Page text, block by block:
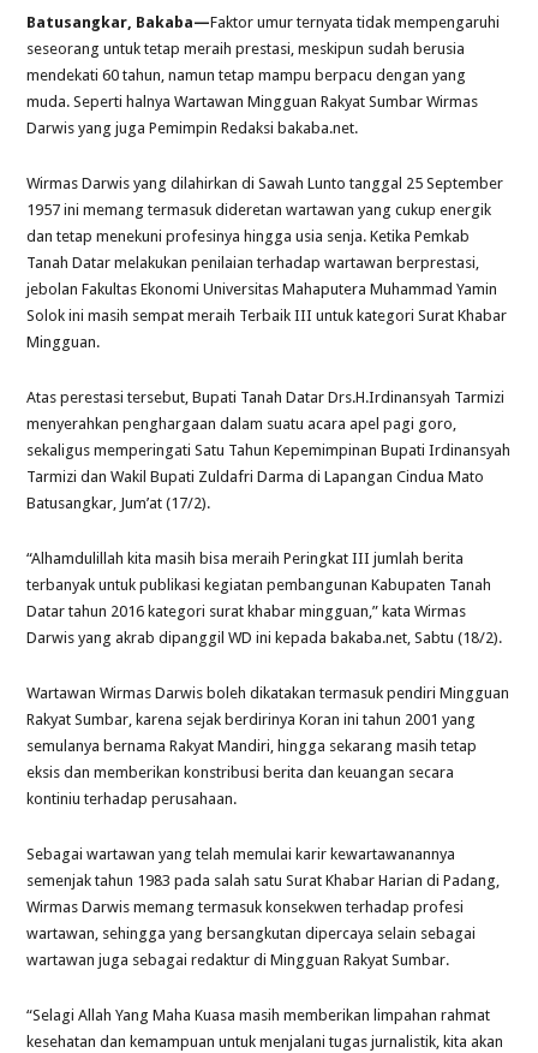
Batusangkar, Bakaba—Faktor umur ternyata tidak mempengaruhi
seseorang untuk tetap meraih prestasi, meskipun sudah berusia
mendekati 60 tahun, namun tetap mampu berpacu dengan yang
muda. Seperti halnya Wartawan Mingguan Rakyat Sumbar Wirmas
Darwis yang juga Pemimpin Redaksi bakaba.net.
Wirmas Darwis yang dilahirkan di Sawah Lunto tanggal 25 September
1957 ini memang termasuk dideretan wartawan yang cukup energik
dan tetap menekuni profesinya hingga usia senja. Ketika Pemkab
Tanah Datar melakukan penilaian terhadap wartawan berprestasi,
jebolan Fakultas Ekonomi Universitas Mahaputera Muhammad Yamin
Solok ini masih sempat meraih Terbaik III untuk kategori Surat Khabar
Mingguan.
Atas perestasi tersebut, Bupati Tanah Datar Drs.H.Irdinansyah Tarmizi
menyerahkan penghargaan dalam suatu acara apel pagi goro,
sekaligus memperingati Satu Tahun Kepemimpinan Bupati Irdinansyah
Tarmizi dan Wakil Bupati Zuldafri Darma di Lapangan Cindua Mato
Batusangkar, Jum’at (17/2).
“Alhamdulillah kita masih bisa meraih Peringkat III jumlah berita
terbanyak untuk publikasi kegiatan pembangunan Kabupaten Tanah
Datar tahun 2016 kategori surat khabar mingguan,” kata Wirmas
Darwis yang akrab dipanggil WD ini kepada bakaba.net, Sabtu (18/2).
Wartawan Wirmas Darwis boleh dikatakan termasuk pendiri Mingguan
Rakyat Sumbar, karena sejak berdirinya Koran ini tahun 2001 yang
semulanya bernama Rakyat Mandiri, hingga sekarang masih tetap
eksis dan memberikan konstribusi berita dan keuangan secara
kontiniu terhadap perusahaan.
Sebagai wartawan yang telah memulai karir kewartawanannya
semenjak tahun 1983 pada salah satu Surat Khabar Harian di Padang,
Wirmas Darwis memang termasuk konsekwen terhadap profesi
wartawan, sehingga yang bersangkutan dipercaya selain sebagai
wartawan juga sebagai redaktur di Mingguan Rakyat Sumbar.
“Selagi Allah Yang Maha Kuasa masih memberikan limpahan rahmat
kesehatan dan kemampuan untuk menjalani tugas jurnalistik, kita akan